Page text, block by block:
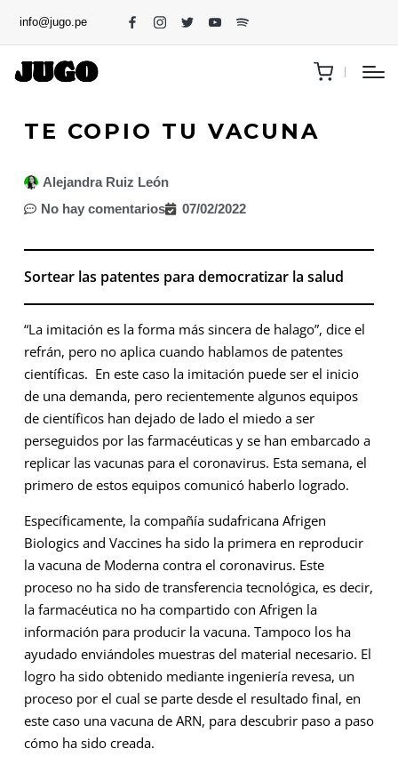
info@jugo.pe
TE COPIO TU VACUNA
Alejandra Ruiz León
No hay comentarios
07/02/2022
Sortear las patentes para democratizar la salud
“La imitación es la forma más sincera de halago”, dice el
refrán, pero no aplica cuando hablamos de patentes
científicas. En este caso la imitación puede ser el inicio
de una demanda, pero recientemente algunos equipos
de científicos han dejado de lado el miedo a ser
perseguidos por las farmacéuticas y se han embarcado a
replicar las vacunas para el coronavirus. Esta semana, el
primero de estos equipos comunicó haberlo logrado.
Específicamente, la compañía sudafricana Afrigen
Biologics and Vaccines ha sido la primera en reproducir
la vacuna de Moderna contra el coronavirus. Este
proceso no ha sido de transferencia tecnológica, es decir,
la farmacéutica no ha compartido con Afrigen la
información para producir la vacuna. Tampoco los ha
ayudado enviándoles muestras del material necesario. El
logro ha sido obtenido mediante ingeniería revesa, un
proceso por el cual se parte desde el resultado final, en
este caso una vacuna de ARN, para descubrir paso a paso
cómo ha sido creada.